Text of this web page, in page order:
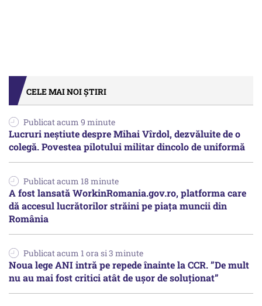
CELE MAI NOI ȘTIRI
Publicat acum 9 minute
Lucruri neștiute despre Mihai Vîrdol, dezvăluite de o
colegă. Povestea pilotului militar dincolo de uniformă
Publicat acum 18 minute
A fost lansată WorkinRomania.gov.ro, platforma care
dă accesul lucrătorilor străini pe piața muncii din
România
Publicat acum 1 ora si 3 minute
Noua lege ANI intră pe repede înainte la CCR. ”De mult
nu au mai fost critici atât de ușor de soluționat”